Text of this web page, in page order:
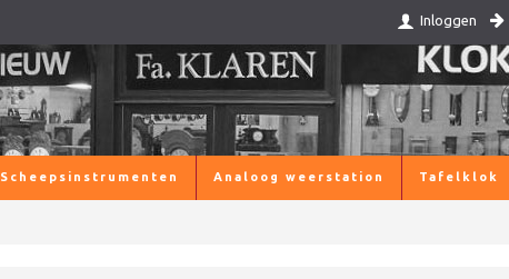
Inloggen
Scheepsinstrumenten Analoog weerstation Tafelklok